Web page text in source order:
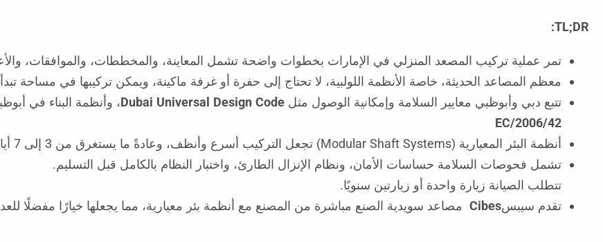
TL;DR:
تمر عملية تركيب المصعد المنزلي في الإمارات بخطوات واضحة تشمل المعاينة، والمخططات، والموافقات،
معظم المصاعد الحديثة، خاصة الأنظمة اللولبية، لا تحتاج إلى حفرة أو غرفة ماكينة، ويمكن تركيبها في مساحة
تتبع دبي وأبوظبي معايير السلامة وإمكانية الوصول مثل Dubai Universal Design Code، وأنظمة البناء في
2006/42/EC
أنظمة البئر المعيارية (Modular Shaft Systems) تجعل التركيب أسرع وأنظف، وعادةً ما يستغرق من 3 إلى 7 أيام للمصاعد اللولبية.
تشمل فحوصات السلامة حساسات الأمان، ونظام الإنزال الطارئ، واختبار النظام بالكامل قبل التسليم.
تتطلب الصيانة زيارة واحدة أو زيارتين سنويًا.
تقدم سيبسCibes مصاعد سويدية الصنع مباشرة من المصنع مع أنظمة بئر معيارية، مما يجعلها خيارًا مفضلًا